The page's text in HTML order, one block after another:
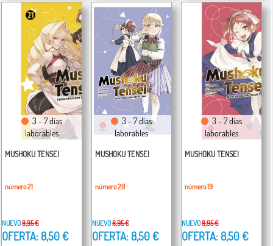
3 - 7 días
laborables
MUSHOKU TENSEI
número 21
NUEVO8,95 €
OFERTA: 8,50 €
3 - 7 días
laborables
MUSHOKU TENSEI
número 20
NUEVO8,95 €
OFERTA: 8,50 €
3 - 7 días
laborables
MUSHOKU TENSEI
número 19
NUEVO8,95 €
OFERTA: 8,50 €